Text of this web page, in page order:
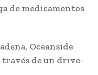
Oceanside
través de un drive-